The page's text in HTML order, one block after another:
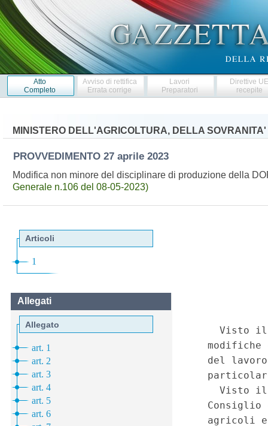
Atto
Completo
Avviso di rettifica
Errata corrige
Lavori
Preparatori
Direttive
recepite
MINISTERO DELL'AGRICOLTURA, DELLA
PROVVEDIMENTO 27 aprile 2023
Modifica non minore del disciplinare di produzione della
Generale n.106 del 08-05-2023)